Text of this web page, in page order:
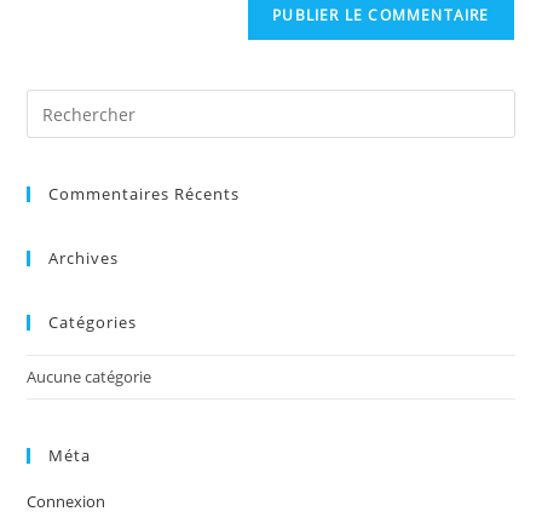
Commentaires Récents
Archives
Catégories
Aucune catégorie
Méta
Connexion